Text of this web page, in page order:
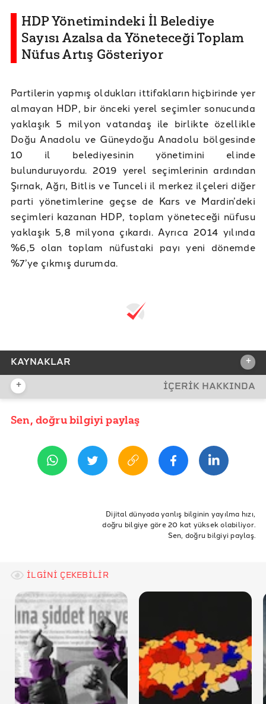
HDP Yönetimindeki İl Belediye
Sayısı Azalsa da Yöneteceği Toplam
Nüfus Artış Gösteriyor
Partilerin yapmış oldukları ittifakların hiçbirinde yer
almayan HDP, bir önceki yerel seçimler sonucunda
yaklaşık 5 milyon vatandaş ile birlikte özellikle
Doğu Anadolu ve Güneydoğu Anadolu bölgesinde
10 il belediyesinin yönetimini elinde
bulunduruyordu. 2019 yerel seçimlerinin ardından
Şırnak, Ağrı, Bitlis ve Tunceli il merkez ilçeleri diğer
parti yönetimlerine geçse de Kars ve Mardin’deki
seçimleri kazanan HDP, toplam yöneteceği nüfusu
yaklaşık 5,8 milyona çıkardı. Ayrıca 2014 yılında
%6,5 olan toplam nüfustaki payı yeni dönemde
%7’ye çıkmış durumda.
KAYNAKLAR +
REFERANSLAR
2014 Yerel Seçim Sonuçları
2014 ve 2018 Yıllarında Türkiye İl ve İlçelerinin
Nüfusları
+ İÇERİK HAKKINDA
YAYIN TARİHİ
seçim oy nüfus
İzmir
İstanbul
Belediyeler
Büyükşehir
YSK
Sen, doğru bilgiyi paylaş
Dijital dünyada yanlış bilginin yayılma hızı,
doğru bilgiye göre 20 kat yüksek olabiliyor.
Sen, doğru bilgiyi paylaş.
İLGİNİ ÇEKEBİLİR